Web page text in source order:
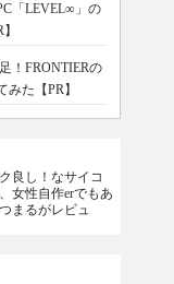
「LEVEL∞」の
！FRONTIERの
た【PR】
良し！なサイコ
女性自作erでもあ
まるがレビュ